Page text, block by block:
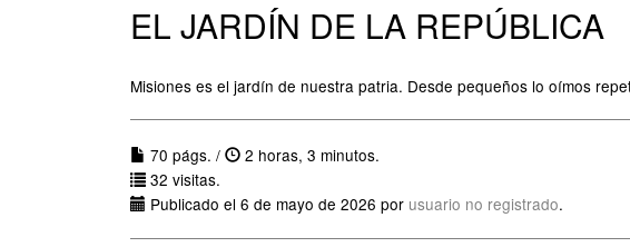
EL JARDÍN DE LA REPÚBLICA
Misiones es el jardín de nuestra patria. Desde pequeños lo oímos
70 págs. /
2 horas, 3 minutos.
32 visitas.
Publicado el 6 de mayo de 2026 por usuario no registrado.